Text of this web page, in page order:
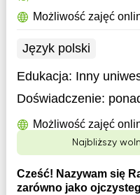
Możliwość zajęć
Język polski
Edukacja: Inny
Doświadczenie:
Możliwość zajęć
Najbliższy
Cześć! Nazywam się
zarówno jako